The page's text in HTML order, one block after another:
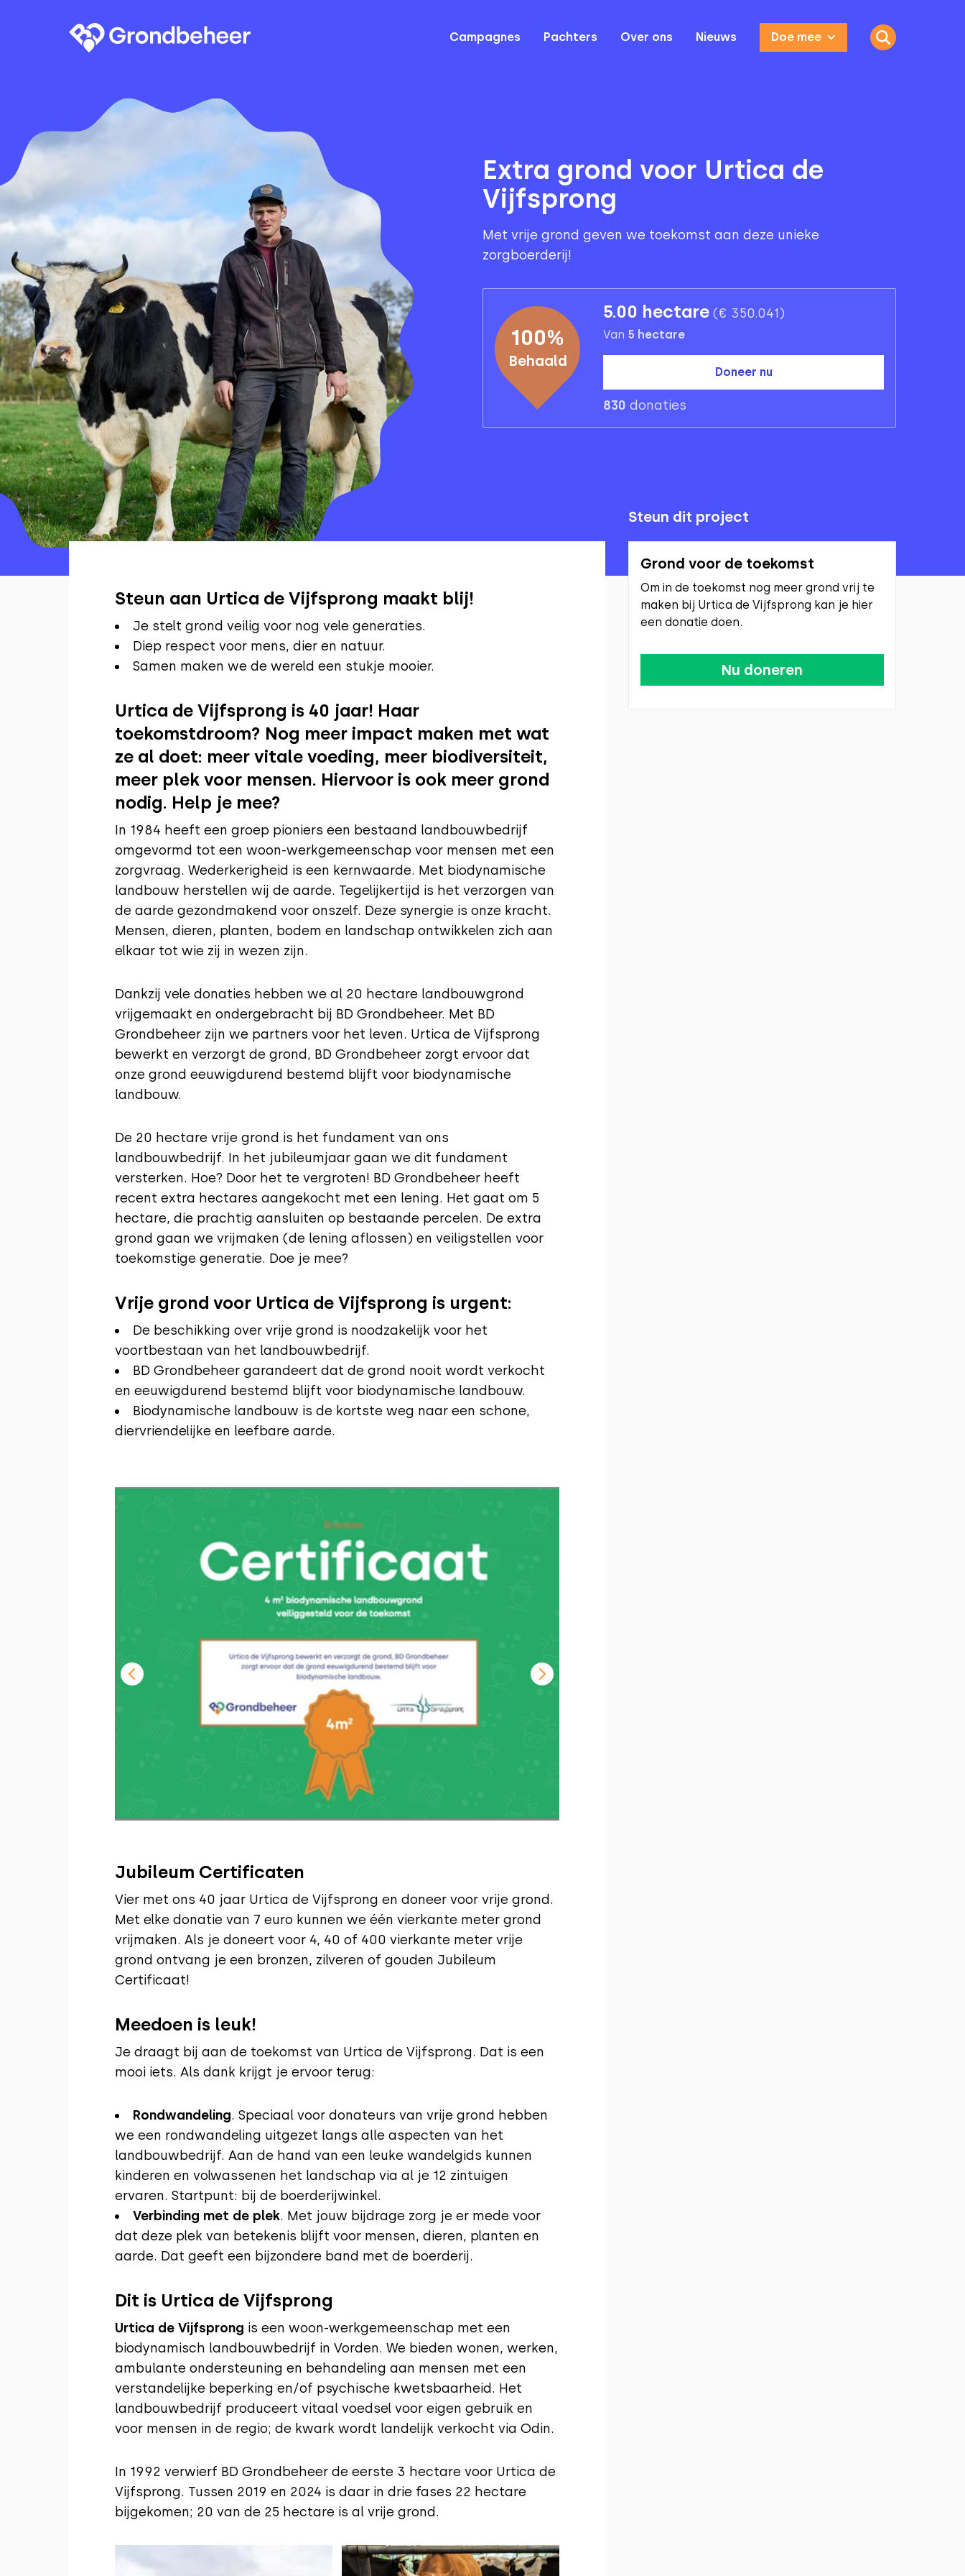
Campagnes Pachters Over ons Nieuws Doe mee
Extra grond voor Urtica de
Vijfsprong
Met vrije grond geven we toekomst aan deze unieke
zorgboerderij!
100%
Behaald
5.00 hectare (€ 350.041)
Van 5 hectare
Doneer nu
830 donaties
Steun aan Urtica de Vijfsprong maakt blij!
Je stelt grond veilig voor nog vele generaties.
Diep respect voor mens, dier en natuur.
Samen maken we de wereld een stukje mooier.
Urtica de Vijfsprong is 40 jaar! Haar
toekomstdroom? Nog meer impact maken met wat
ze al doet: meer vitale voeding, meer biodiversiteit,
meer plek voor mensen. Hiervoor is ook meer grond
nodig. Help je mee?
In 1984 heeft een groep pioniers een bestaand landbouwbedrijf
omgevormd tot een woon-werkgemeenschap voor mensen met een
zorgvraag. Wederkerigheid is een kernwaarde. Met biodynamische
landbouw herstellen wij de aarde. Tegelijkertijd is het verzorgen van
de aarde gezondmakend voor onszelf. Deze synergie is onze kracht.
Mensen, dieren, planten, bodem en landschap ontwikkelen zich aan
elkaar tot wie zij in wezen zijn.
Dankzij vele donaties hebben we al 20 hectare landbouwgrond
vrijgemaakt en ondergebracht bij BD Grondbeheer. Met BD
Grondbeheer zijn we partners voor het leven. Urtica de Vijfsprong
bewerkt en verzorgt de grond, BD Grondbeheer zorgt ervoor dat
onze grond eeuwigdurend bestemd blijft voor biodynamische
landbouw.
De 20 hectare vrije grond is het fundament van ons
landbouwbedrijf. In het jubileumjaar gaan we dit fundament
versterken. Hoe? Door het te vergroten! BD Grondbeheer heeft
recent extra hectares aangekocht met een lening. Het gaat om 5
hectare, die prachtig aansluiten op bestaande percelen. De extra
grond gaan we vrijmaken (de lening aflossen) en veiligstellen voor
toekomstige generatie. Doe je mee?
Vrije grond voor Urtica de Vijfsprong is urgent:
De beschikking over vrije grond is noodzakelijk voor het
voortbestaan van het landbouwbedrijf.
BD Grondbeheer garandeert dat de grond nooit wordt verkocht
en eeuwigdurend bestemd blijft voor biodynamische landbouw.
Biodynamische landbouw is de kortste weg naar een schone,
diervriendelijke en leefbare aarde.
Jubileum Certificaten
Vier met ons 40 jaar Urtica de Vijfsprong en doneer voor vrije grond.
Met elke donatie van 7 euro kunnen we één vierkante meter grond
vrijmaken. Als je doneert voor 4, 40 of 400 vierkante meter vrije
grond ontvang je een bronzen, zilveren of gouden Jubileum
Certificaat!
Meedoen is leuk!
Je draagt bij aan de toekomst van Urtica de Vijfsprong. Dat is een
mooi iets. Als dank krijgt je ervoor terug:
Rondwandeling. Speciaal voor donateurs van vrije grond hebben
we een rondwandeling uitgezet langs alle aspecten van het
landbouwbedrijf. Aan de hand van een leuke wandelgids kunnen
kinderen en volwassenen het landschap via al je 12 zintuigen
ervaren. Startpunt: bij de boerderijwinkel.
Verbinding met de plek. Met jouw bijdrage zorg je er mede voor
dat deze plek van betekenis blijft voor mensen, dieren, planten en
aarde. Dat geeft een bijzondere band met de boerderij.
Dit is Urtica de Vijfsprong
Urtica de Vijfsprong is een woon-werkgemeenschap met een
biodynamisch landbouwbedrijf in Vorden. We bieden wonen, werken,
ambulante ondersteuning en behandeling aan mensen met een
verstandelijke beperking en/of psychische kwetsbaarheid. Het
landbouwbedrijf produceert vitaal voedsel voor eigen gebruik en
voor mensen in de regio; de kwark wordt landelijk verkocht via Odin.
In 1992 verwierf BD Grondbeheer de eerste 3 hectare voor Urtica de
Vijfsprong. Tussen 2019 en 2024 is daar in drie fases 22 hectare
bijgekomen; 20 van de 25 hectare is al vrije grond.
Steun dit project
Grond voor de toekomst
Om in de toekomst nog meer grond vrij te
maken bij Urtica de Vijfsprong kan je hier
een donatie doen.
Nu doneren